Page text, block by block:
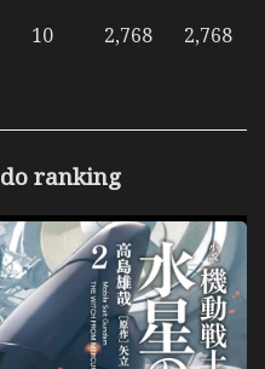
10 2,768 2,768
ranking